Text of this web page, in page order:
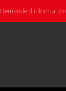
Demande d'information